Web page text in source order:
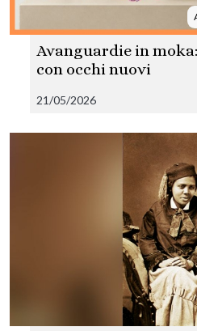
Avanguardie in
con occhi nuovi
21/05/2026